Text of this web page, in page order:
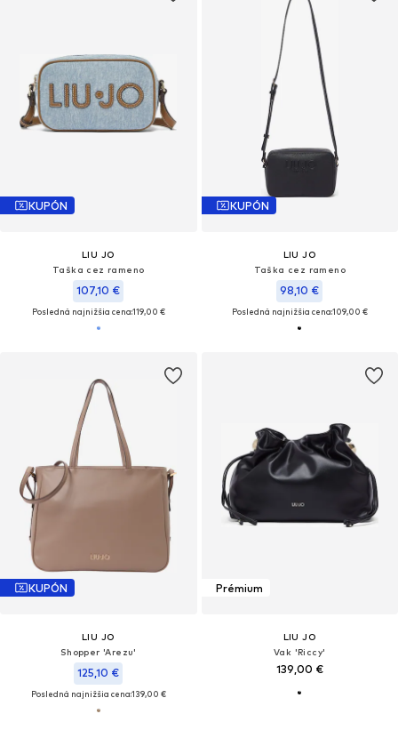
KUPÓN
LIU JO
Taška cez rameno
107,10 €
Posledná najnižšia cena:119,00 €
KUPÓN
LIU JO
Taška cez rameno
98,10 €
Posledná najnižšia cena:109,00 €
KUPÓN
LIU JO
Shopper 'Arezu'
125,10 €
Posledná najnižšia cena:139,00 €
Prémium
LIU JO
Vak 'Riccy'
139,00 €